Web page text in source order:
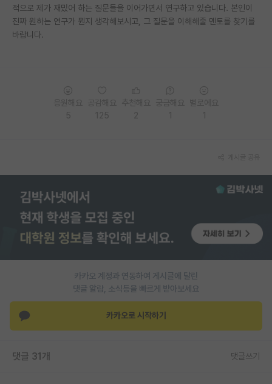
적으로 제가 재밌어 하는 질문들을 이어가면서 연구하고 있습니다. 본인이
진짜 원하는 연구가 뭔지 생각해보시고, 그 질문을 이해해줄 멘토를 찾기를
바랍니다.
카카오 계정과 연동하여 게시글에 달린
댓글 알람, 소식등을 빠르게 받아보세요
카카오로 시작하기
댓글 31개 댓글쓰기